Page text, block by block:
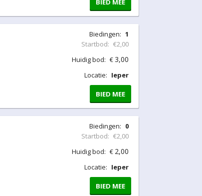
BIED MEE
Biedingen: 1
Startbod: €2,00
Huidig bod: €3,00
Locatie: Ieper
BIED MEE
Biedingen: 0
Startbod: €2,00
Huidig bod: € 2,00
Locatie: Ieper
BIED MEE